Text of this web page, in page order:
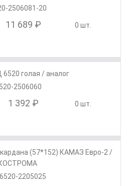
2506081-20
11 689 ₽ 0 шт.
голая / аналог
2506060
1 392 ₽ 0 шт.
кардана (57*152) КАМАЗ Евро-2 /
2205025